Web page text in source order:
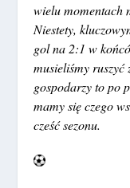
wielu momentach
Niestety,
gol na 2:1 w
musieliśmy ruszyć
gospodarzy to po
mamy się czego
cześć sezonu.